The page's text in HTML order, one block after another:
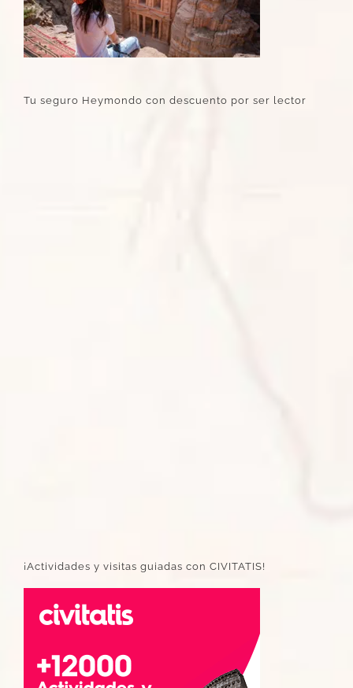
Tu seguro Heymondo con descuento por ser lector
¡Actividades y visitas guiadas con CIVITATIS!